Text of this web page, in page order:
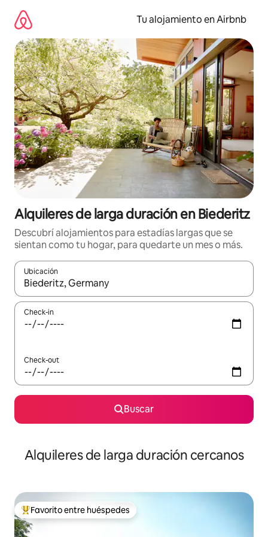
contenido
Tu alojamiento en Airbnb
Alquileres de larga duración en Biederitz
Descubrí alojamientos para estadías largas que se
sientan como tu hogar, para quedarte un mes o más.
Ubicación
Cuando los resultados estén disponibles, navegá con las
Check-in
Check-out
Buscar
Alquileres de larga duración cercanos
Favorito entre los huéspedes más destacados
Favorito entre huéspedes